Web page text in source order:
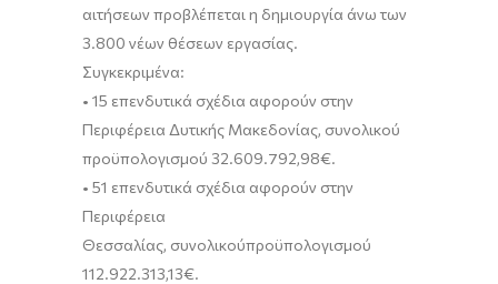
αιτήσεων προβλέπεται η δημιουργία άνω των
3.800 νέων θέσεων εργασίας.
Συγκεκριμένα:
• 15 επενδυτικά σχέδια αφορούν στην
Περιφέρεια Δυτικής Μακεδονίας, συνολικού
προϋπολογισμού 32.609.792,98€.
• 51 επενδυτικά σχέδια αφορούν στην
Περιφέρεια
Θεσσαλίας, συνολικούπροϋπολογισμού
112.922.313,13€.